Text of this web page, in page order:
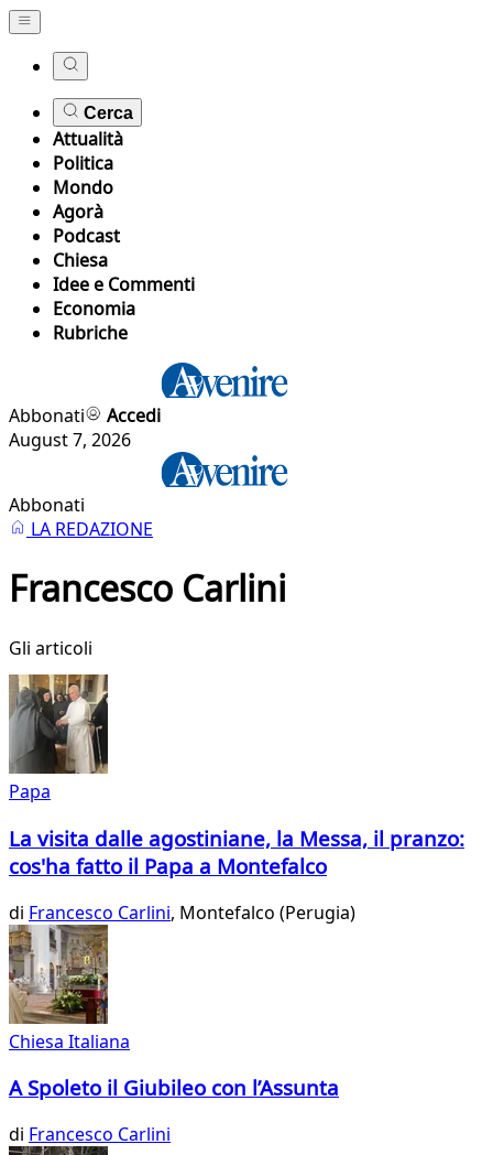
Cerca
Attualità
Politica
Mondo
Agorà
Podcast
Chiesa
Idee e Commenti
Economia
Rubriche
Abbonati
Accedi
August 7, 2026
Abbonati
LA REDAZIONE
Francesco Carlini
Gli articoli
Papa
La visita dalle agostiniane, la Messa, il pranzo:
cos'ha fatto il Papa a Montefalco
di Francesco Carlini, Montefalco (Perugia)
Chiesa Italiana
A Spoleto il Giubileo con l’Assunta
di Francesco Carlini